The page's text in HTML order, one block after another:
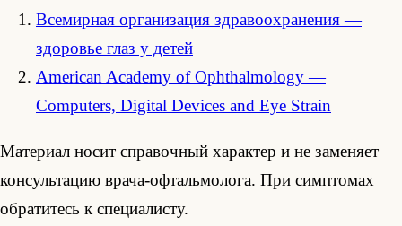
Всемирная организация здравоохранения —
здоровье глаз у детей
American Academy of Ophthalmology —
Computers, Digital Devices and Eye Strain
Материал носит справочный характер и не заменяет
консультацию врача-офтальмолога. При симптомах
обратитесь к специалисту.